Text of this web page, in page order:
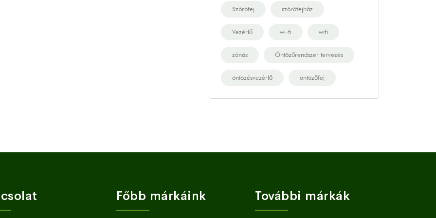
Szórófej szórófejház
Vezérlő wi-fi wifi
zónás Öntözőrendszer tervezés
öntözésvezérlő öntözőfej
Főbb márkáink További márkák